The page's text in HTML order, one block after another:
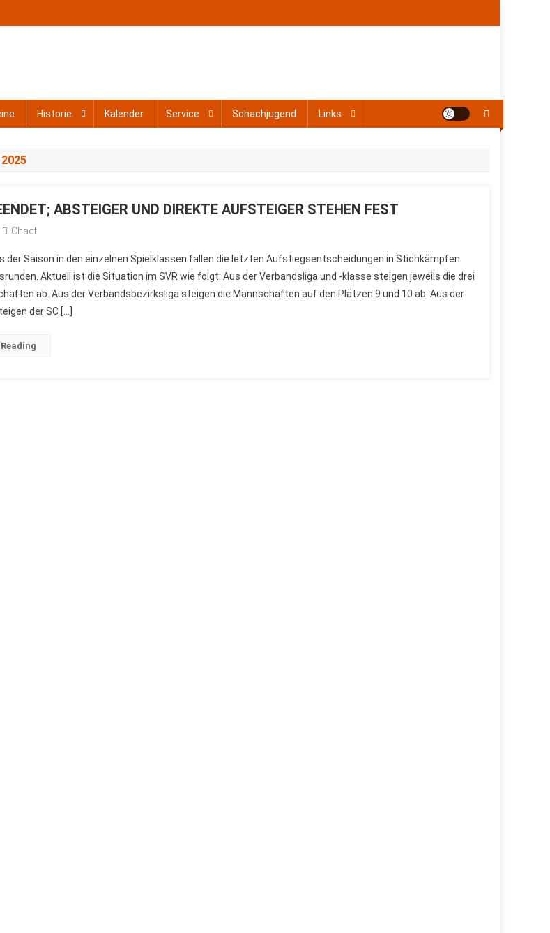
Historie Kalender Service Schachjugend Links
ABSTEIGER UND DIREKTE AUFSTEIGER STEHEN FEST
Chadt
der Saison in den einzelnen Spielklassen fallen die letzten Aufstiegsentscheidungen in Stichkämpfen
Aktuell ist die Situation im SVR wie folgt: Aus der Verbandsliga und -klasse steigen jeweils die drei
ab. Aus der Verbandsbezirksliga steigen die Mannschaften auf den Plätzen 9 und 10 ab. Aus der
der SC […]